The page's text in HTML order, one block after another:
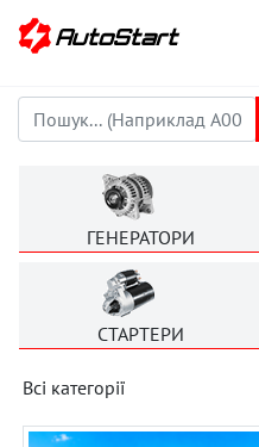
ГЕНЕРАТОРИ
СТАРТЕРИ
Всі категорії